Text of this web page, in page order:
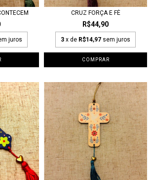
juros
CRUZ FORÇA E FÉ
R$44,90
3 x de R$14,97 sem juros